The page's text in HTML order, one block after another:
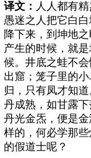
译文： 人人都有
愚迷之人把它白
降下来，到坤地
产生的时候，就
候。井底之蛙不
出窟；笼子里的
归，只有凤才知
丹成熟，如甘露
丹光金炁，便是
样的，何必学那
的假道士呢？